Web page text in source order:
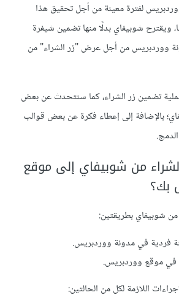
لفترة معينة من أجل تحقيق هذا
ويقترح شوبيفاي بدلًا منها تضمين شيفرة
ووردبريس من أجل عرض "زر الشراء" من
تضمين زر الشراء، كما سنتحدث عن بعض
بالإضافة إلى إعطاء فكرة عن بعض قوالب
من شوبيفاي إلى موقع
بك؟
شوبيفاي بطريقتين:
فردية في مدونة ووردبريس.
في موقع ووردبريس.
اللازمة لكل من الحالتين: